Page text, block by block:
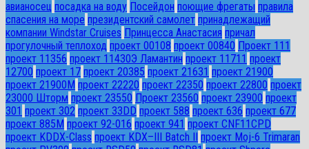
авианосец посадка на воду Посейдон поющие фрегаты правила
спасения на море президентский самолет принадлежащий
компании Windstar Cruises Принцесса Анастасия причал
прогулочный теплоход проект 00108 проект 00840 Проект 111
проект 11356 проект 11430Э Ламантин проект 11711 проект
12700 проект 17 проект 20385 проект 21631 проект 21900
проект 21900М проект 22220 проект 22350 проект 22800 проект
23000 Шторм проект 23550 Проект 23560 проект 23900 проект
301 проект 302 проект 33DD проект 588 проект 636 проект 677
проект 885М проект 92-016 проект 941 проект CNF11CPD
проект KDDX-Class проект KDX–III Batch II
проект Moj-6 Trimaran